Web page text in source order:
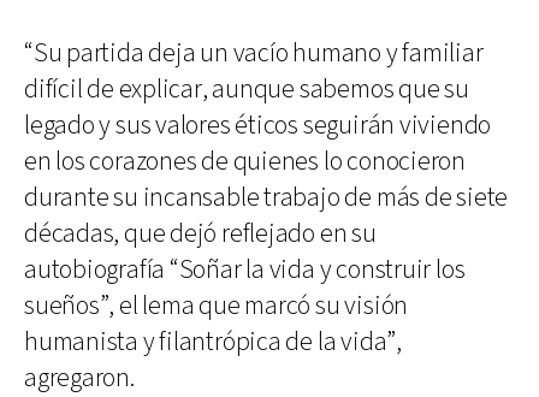
“Su partida deja un vacío humano y familiar
difícil de explicar, aunque sabemos que su
legado y sus valores éticos seguirán viviendo
en los corazones de quienes lo conocieron
durante su incansable trabajo de más de siete
décadas, que dejó reflejado en su
autobiografía “Soñar la vida y construir los
sueños”, el lema que marcó su visión
humanista y filantrópica de la vida”,
agregaron.